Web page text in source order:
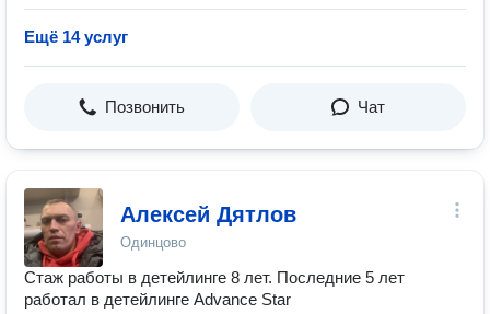
Ещё 14 услуг
Позвонить Чат
Алексей Дятлов
Одинцово
Стаж работы в детейлинге 8 лет. Последние 5 лет
работал в детейлинге Advance Star